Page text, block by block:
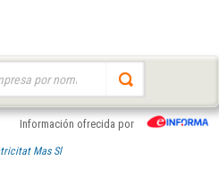
Información ofrecida por
Mas Sl